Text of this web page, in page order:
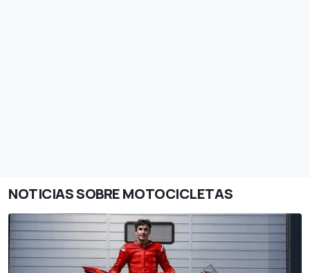
NOTICIAS SOBRE MOTOCICLETAS